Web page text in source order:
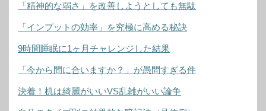
「精神的な弱さ」を改善しようとしても無駄
「インプットの効率」を究極に高める秘訣
9時間睡眠に1ヶ月チャレンジした結果
「今から間に合いますか？」が愚問すぎる件
決着！机は綺麗がいいVS乱雑がいい論争